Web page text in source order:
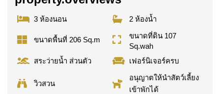
3 ห้องนอน 2 ห้องน้ำ
ขนาดพื้นที่ 206 Sq.m
ขนาดที่ดิน 107
Sq.wah
สระว่ายน้ำ ส่วนตัว
เฟอร์นิเจอร์ครบ
วิวสวน
อนุญาตให้นำสัตว์เลี้ยง
เข้าพักได้